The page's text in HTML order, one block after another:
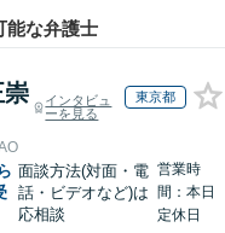
能な弁護士
崇
インタビュ
ーを見る
東京都
面談方法(対面・電
話・ビデオなど)は
応相談
営業時
間：本日
定休日